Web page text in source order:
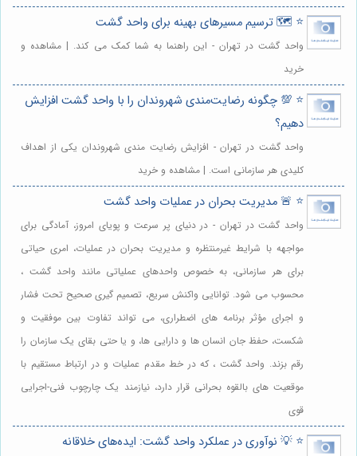
⭐️ 🗺️ ترسیم مسیرهای بهینه برای واحد گشت
واحد گشت در تهران - این راهنما به شما کمک می کند. | مشاهده و
خرید
⭐️ 💯 چگونه رضایت‌مندی شهروندان را با واحد گشت افزایش
دهیم؟
واحد گشت در تهران - افزایش رضایت مندی شهروندان یکی از اهداف
کلیدی هر سازمانی است. | مشاهده و خرید
⭐️ 🚨 مدیریت بحران در عملیات واحد گشت
واحد گشت در تهران - در دنیای پر سرعت و پویای امروز، آمادگی برای
مواجهه با شرایط غیرمنتظره و مدیریت بحران در عملیات، امری حیاتی
برای هر سازمانی، به خصوص واحدهای عملیاتی مانند واحد گشت ،
محسوب می شود. توانایی واکنش سریع، تصمیم گیری صحیح تحت فشار
و اجرای مؤثر برنامه های اضطراری، می تواند تفاوت بین موفقیت و
شکست، حفظ جان انسان ها و دارایی ها، و یا حتی بقای یک سازمان را
رقم بزند. واحد گشت ، که در خط مقدم عملیات و در ارتباط مستقیم با
موقعیت های بالقوه بحرانی قرار دارد، نیازمند یک چارچوب فنی-اجرایی
قوی
⭐️ 💡 نوآوری در عملکرد واحد گشت: ایده‌های خلاقانه